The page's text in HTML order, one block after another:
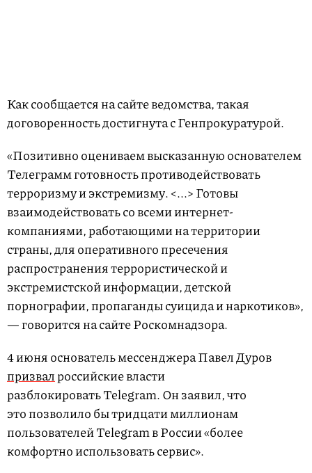
Как сообщается на сайте ведомства, такая
договоренность достигнута с Генпрокуратурой.
«Позитивно оцениваем высказанную основателем
Телеграмм готовность противодействовать
терроризму и экстремизму. <...> Готовы
взаимодействовать со всеми интернет-
компаниями, работающими на территории
страны, для оперативного пресечения
распространения террористической и
экстремистской информации, детской
порнографии, пропаганды суицида и наркотиков»,
— говорится на сайте Роскомнадзора.
4 июня основатель мессенджера Павел Дуров
призвалроссийские власти
разблокировать Telegram. Он заявил, что
это позволило бы тридцати миллионам
пользователей Telegram в России «более
комфортно использовать сервис».